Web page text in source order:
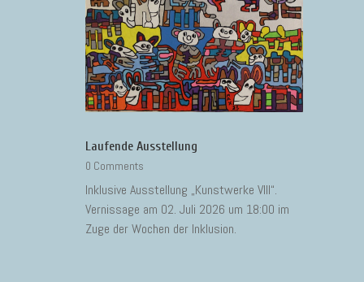
Laufende Ausstellung
0 Comments
Inklusive Ausstellung „Kunstwerke VIII“.
Vernissage am 02. Juli 2026 um 18:00 im
Zuge der Wochen der Inklusion.